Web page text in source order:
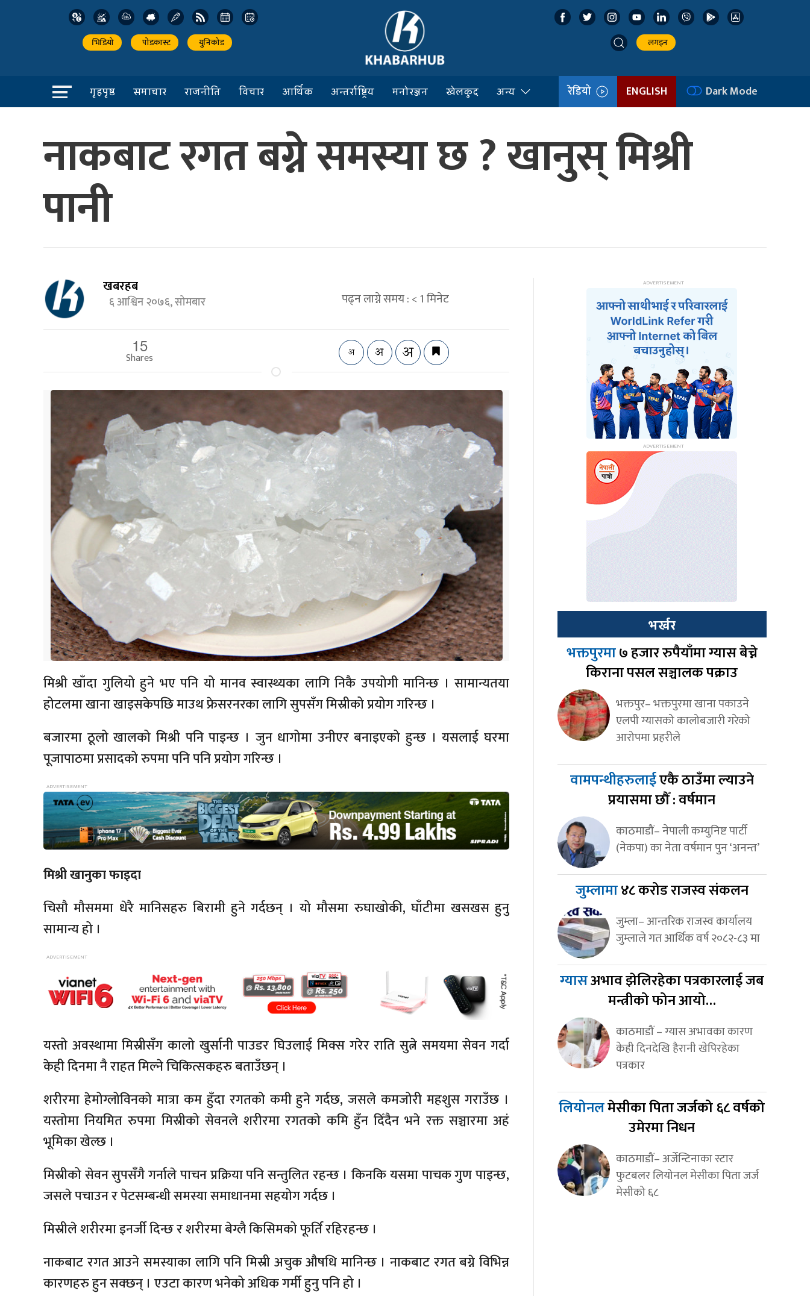
भिडियो पोडकास्ट युनिकोड लगइन
गृहपृष्ठ समाचार राजनीति विचार आर्थिक अन्तर्राष्ट्रिय मनोरञ्जन खेलकुद अन्य रेडियो ENGLISH Dark Mode
नाकबाट रगत बग्ने समस्या छ ? खानुस् मिश्री
पानी
खबरहब
६ आश्विन २०७६, सोमबार पढ्न लाग्ने समय :< 1मिनेट
15
Shares
मिश्री खाँदा गुलियो हुने भए पनि यो मानव स्वास्थ्यका लागि निकै उपयोगी मानिन्छ । सामान्यतया
होटलमा खाना खाइसकेपछि माउथ फ्रेसरनरका लागि सुपसँग मिस्रीको प्रयोग गरिन्छ ।
बजारमा ठूलो खालको मिश्री पनि पाइन्छ । जुन धागोमा उनीएर बनाइएको हुन्छ । यसलाई घरमा
पूजापाठमा प्रसादको रुपमा पनि पनि प्रयोग गरिन्छ ।
मिश्री खानुका फाइदा
चिसौ मौसममा धेरै मानिसहरु बिरामी हुने गर्दछन् । यो मौसमा रुघाखोकी, घाँटीमा खसखस हुनु
सामान्य हो ।
यस्तो अवस्थामा मिस्रीसँग कालो खुर्सानी पाउडर घिउलाई मिक्स गरेर राति सुत्ने समयमा सेवन गर्दा
केही दिनमा नै राहत मिल्ने चिकित्सकहरु बताउँछन् ।
शरीरमा हेमोग्लोविनको मात्रा कम हुँदा रगतको कमी हुने गर्दछ, जसले कमजोरी महशुस गराउँछ ।
यस्तोमा नियमित रुपमा मिस्रीको सेवनले शरीरमा रगतको कमि हुँन दिँदैन भने रक्त सञ्चारमा अहं
भूमिका खेल्छ ।
मिस्रीको सेवन सुपसँगै गर्नाले पाचन प्रक्रिया पनि सन्तुलित रहन्छ । किनकि यसमा पाचक गुण पाइन्छ,
जसले पचाउन र पेटसम्बन्धी समस्या समाधानमा सहयोग गर्दछ ।
मिस्रीले शरीरमा इनर्जी दिन्छ र शरीरमा बेग्लै किसिमको फूर्ति रहिरहन्छ ।
नाकबाट रगत आउने समस्याका लागि पनि मिस्री अचुक औषधि मानिन्छ । नाकबाट रगत बग्ने विभिन्न
कारणहरु हुन सक्छन् । एउटा कारण भनेको अधिक गर्मी हुनु पनि हो ।
भर्खर
भक्तपुरमा७ हजार रुपैयाँमा ग्यास बेच्ने
किराना पसल सञ्चालक पक्राउ
भक्तपुर– भक्तपुरमा खाना पकाउने
एलपी ग्यासको कालोबजारी गरेको
आरोपमा प्रहरीले
वामपन्थीहरुलाईएकै ठाउँमा ल्याउने
प्रयासमा छौँ : वर्षमान
काठमाडौं– नेपाली कम्युनिष्ट पार्टी
(नेकपा) का नेता वर्षमान पुन ‘अनन्त’
जुम्लामा४८ करोड राजस्व संकलन
जुम्ला– आन्तरिक राजस्व कार्यालय
जुम्लाले गत आर्थिक वर्ष २०८२-८३ मा
ग्यासअभाव झेलिरहेका पत्रकारलाई जब
मन्त्रीको फोन आयो…
काठमाडौं – ग्यास अभावका कारण
केही दिनदेखि हैरानी खेपिरहेका
पत्रकार
लियोनलमेसीका पिता जर्जको ६८ वर्षको
उमेरमा निधन
काठमाडौं– अर्जेन्टिनाका स्टार
फुटबलर लियोनल मेसीका पिता जर्ज
मेसीको ६८